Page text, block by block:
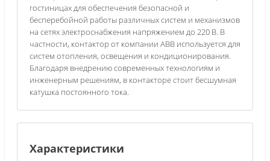
гостиницах для обеспечения безопасной и
бесперебойной работы различных систем и механизмов
на сетях электроснабжения напряжением до 220 В. В
частности, контактор от компании ABB используется для
систем отопления, освещения и кондиционирования.
Благодаря внедрению современных технологиям и
инженерным решениям, в контакторе стоит бесшумная
катушка постоянного тока.
Характеристики